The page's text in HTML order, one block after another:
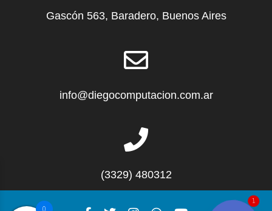
Gascón 563, Baradero, Buenos Aires
info@diegocomputacion.com.ar
(3329) 480312
0 1